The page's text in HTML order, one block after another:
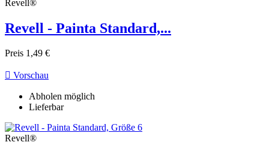
Revell®
Revell - Painta Standard,...
Preis 1,49 €
 Vorschau
Abholen möglich
Lieferbar
Revell®